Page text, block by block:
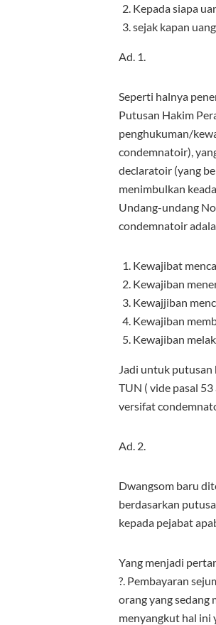
Kepada siapa
sejak kapan
Ad. 1.
Seperti halnya
Putusan Hakim
penghukuman/
condemnatoir),
declaratoir (yang
menimbulkan
Undang-undang
condemnatoir
Kewajibat
Kewajiban
Kewajjiban
Kewajiban
Kewajiban
Jadi untuk putusan
TUN ( vide pasal
versifat
Ad. 2.
Dwangsom baru
berdasarkan
kepada pejabat
Yang menjadi
?. Pembayaran
orang yang sedang
menyangkut hal ini